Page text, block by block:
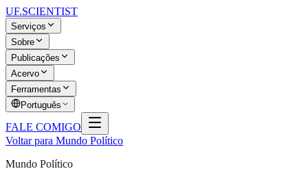
UF.SCIENTIST
Serviços
Sobre
Publicações
Acervo
Ferramentas
Português
FALE COMIGO
Voltar para Mundo Político
Mundo Político